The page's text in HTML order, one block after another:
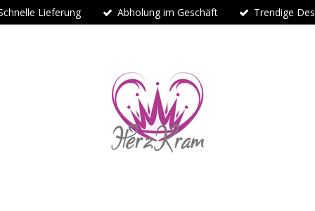
Lieferung Abholung im Geschäft Trendige